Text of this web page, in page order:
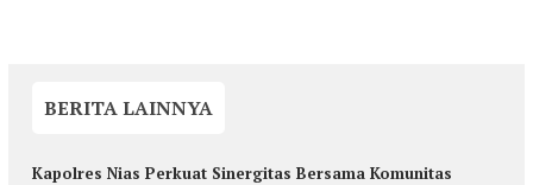
BERITA LAINNYA
Kapolres Nias Perkuat Sinergitas Bersama Komunitas